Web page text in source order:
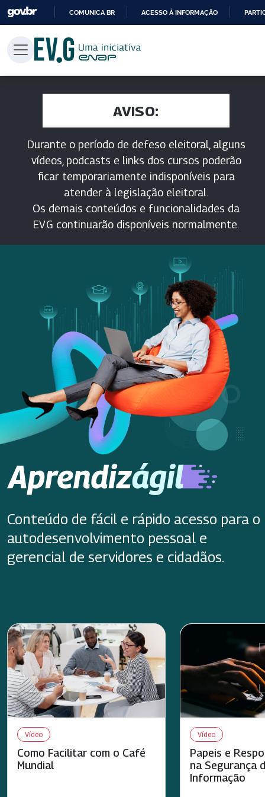
PARA
CONTEÚDO
COMUNICA BR ACESSO À INFORMAÇÃO
AVISO:
Durante o período de defeso eleitoral, alguns
vídeos, podcasts e links dos cursos poderão
ficar temporariamente indisponíveis para
atender à legislação eleitoral.
Os demais conteúdos e funcionalidades da
EV.G continuarão disponíveis normalmente.
Conteúdo de fácil e rápido acesso para o
autodesenvolvimento pessoal e
gerencial de servidores e cidadãos.
Vídeo
Como Facilitar com o Café
Mundial
Vídeo
Papeis e
na Segurança
Informação